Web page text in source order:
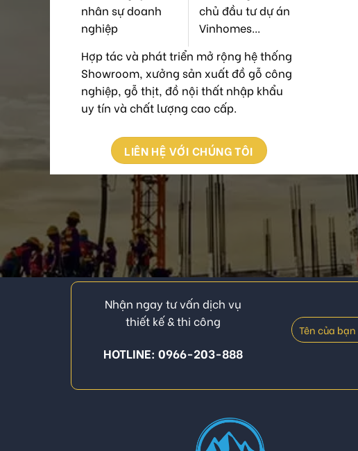
nhân sự doanh
nghiệp
chủ đầu tư dự án
Vinhomes...
Hợp tác và phát triển mở rộng hệ thống
Showroom, xưởng sản xuất đồ gỗ công
nghiệp, gỗ thịt, đồ nội thất nhập khẩu
uy tín và chất lượng cao cấp.
LIÊN HỆ VỚI CHÚNG TÔI
Nhận ngay tư vấn dịch vụ
thiết kế & thi công
HOTLINE: 0966-203-888